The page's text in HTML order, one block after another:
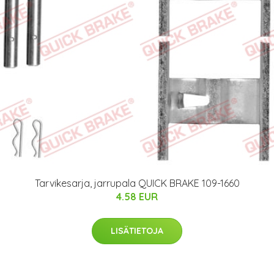
Tarvikesarja, jarrupala QUICK BRAKE 109-1660
4.58 EUR
LISÄTIETOJA